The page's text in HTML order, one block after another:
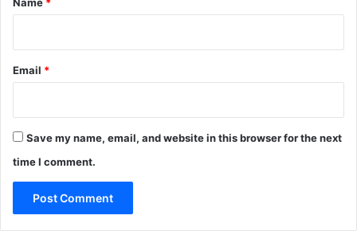
Email *
Save my name, email, and website in this browser for the next
time I comment.